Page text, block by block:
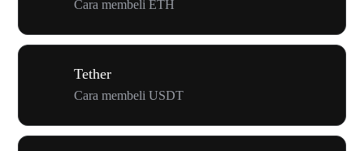
Cara membeli ETH
Tether
Cara membeli USDT